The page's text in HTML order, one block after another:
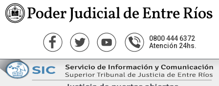
0800 444 6372
Atención 24hs.